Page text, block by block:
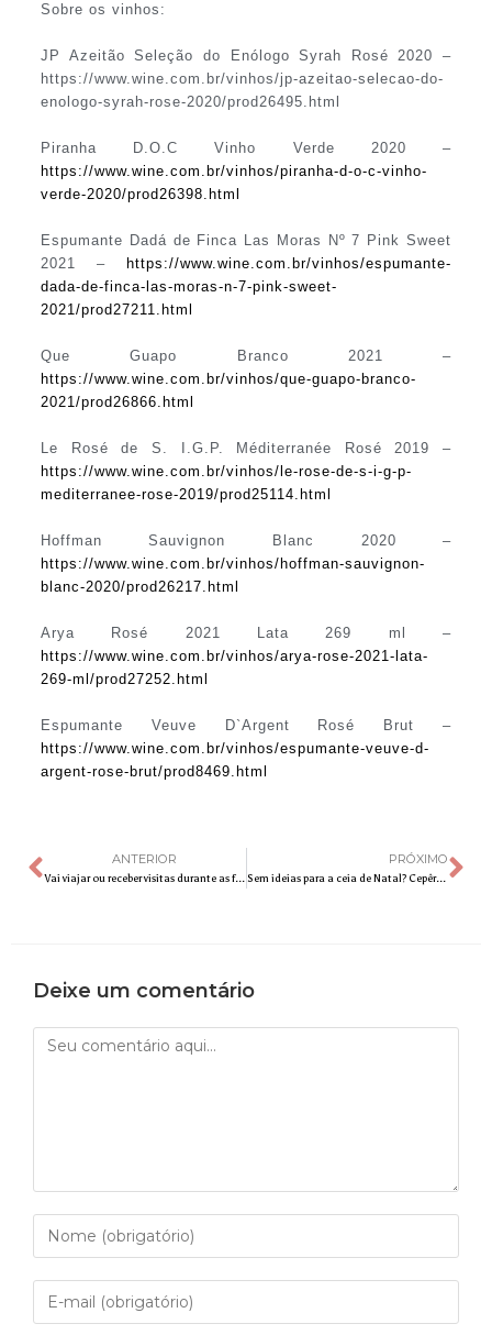
Sobre os vinhos:
JP Azeitão Seleção do Enólogo Syrah Rosé 2020 –
https://www.wine.com.br/vinhos/jp-azeitao-selecao-do-
enologo-syrah-rose-2020/prod26495.html
Piranha D.O.C Vinho Verde 2020 –
https://www.wine.com.br/vinhos/piranha-d-o-c-vinho-
verde-2020/prod26398.html
Espumante Dadá de Finca Las Moras Nº 7 Pink Sweet
2021 –https://www.wine.com.br/vinhos/espumante-
dada-de-finca-las-moras-n-7-pink-sweet-
2021/prod27211.html
Que Guapo Branco 2021 –
https://www.wine.com.br/vinhos/que-guapo-branco-
2021/prod26866.html
Le Rosé de S. I.G.P. Méditerranée Rosé 2019 –
https://www.wine.com.br/vinhos/le-rose-de-s-i-g-p-
mediterranee-rose-2019/prod25114.html
Hoffman Sauvignon Blanc 2020 –
https://www.wine.com.br/vinhos/hoffman-sauvignon-
blanc-2020/prod26217.html
Arya Rosé 2021 Lata 269 ml –
https://www.wine.com.br/vinhos/arya-rose-2021-lata-
269-ml/prod27252.html
Espumante Veuve D`Argent Rosé Brut –
https://www.wine.com.br/vinhos/espumante-veuve-d-
argent-rose-brut/prod8469.html
ANTERIOR
Vai viajar ou receber visitas durante as festas de fim de ano? Siga estas dicas de cuidados com a saúde
PRÓXIMO
Sem ideias para a ceia de Natal? Cepêra traz um cardápio completo bem simples de fazer!
Deixe um comentário